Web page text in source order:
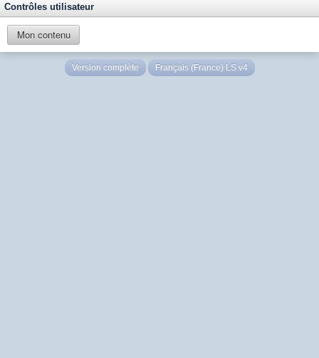
Contrôles utilisateur
Mon contenu
Version complète Français (France) LS v4